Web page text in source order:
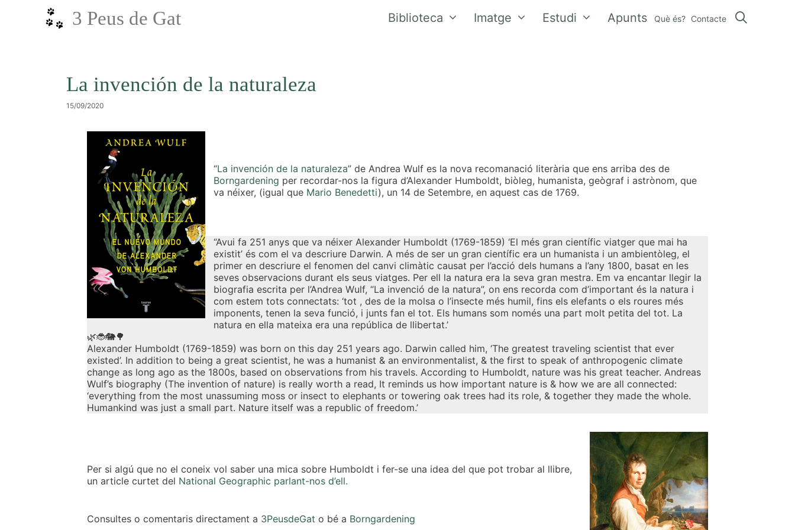
3 Peus de Gat Biblioteca Imatge Estudi Apunts Què és? Contacte
La invención de la naturaleza
15/09/2020
“La invención de la naturaleza” de Andrea Wulf es la nova recomanació literària que ens arriba des de
Borngardening per recordar-nos la figura d’Alexander Humboldt, biòleg, humanista, geògraf i astrònom, que
va néixer, (igual que Mario Benedetti), un 14 de Setembre, en aquest cas de 1769.
“Avui fa 251 anys que va néixer Alexander Humboldt (1769-1859) ‘El més gran científic viatger que mai ha
existit’ és com el va descriure Darwin. A més de ser un gran científic era un humanista i un ambientòleg, el
primer en descriure el fenomen del canvi climàtic causat per l’acció dels humans a l’any 1800, basat en les
seves observacions durant els seus viatges. Per ell la natura era la seva gran mestra. Em va encantar llegir la
biografia escrita per l’Andrea Wulf, “La invenció de la natura”, on ens recorda com d’important és la natura i
com estem tots connectats: ‘tot , des de la molsa o l’insecte més humil, fins els elefants o els roures més
imponents, tenen la seva funció, i junts fan el tot. Els humans som només una part molt petita del tot. La
natura en ella mateixa era una república de llibertat.’
🌿🐞🐘🌳
Alexander Humboldt (1769-1859) was born on this day 251 years ago. Darwin called him, ‘The greatest traveling scientist that ever
existed’. In addition to being a great scientist, he was a humanist & an environmentalist, & the first to speak of anthropogenic climate
change as long ago as the 1800s, based on observations from his travels. According to Humboldt, nature was his great teacher. Andreas
Wulf’s biography (The invention of nature) is really worth a read, It reminds us how important nature is & how we are all connected:
‘everything from the most unassuming moss or insect to elephants or towering oak trees had its role, & together they made the whole.
Humankind was just a small part. Nature itself was a republic of freedom.’
Per si algú que no el coneix vol saber una mica sobre Humboldt i fer-se una idea del que pot trobar al llibre,
un article curtet del National Geographic parlant-nos d’ell.
Consultes o comentaris directament a 3PeusdeGat o bé a Borngardening